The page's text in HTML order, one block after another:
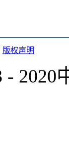
版权声明
-